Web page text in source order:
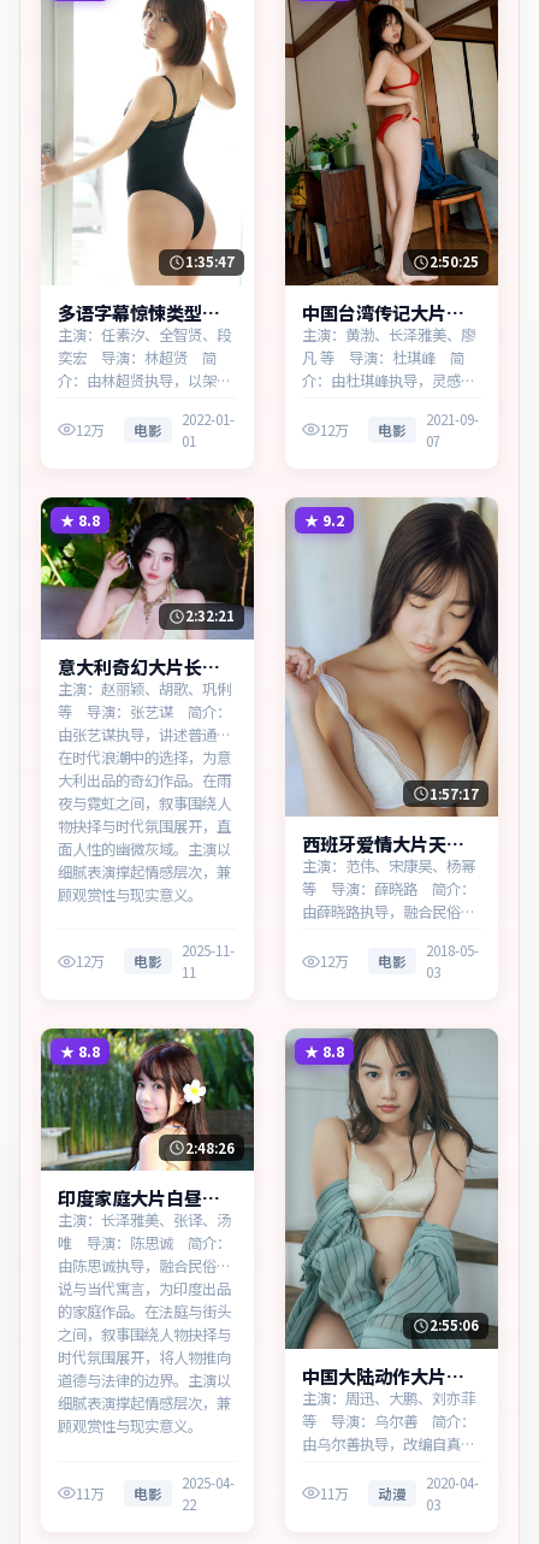
1:35:47
多语字幕惊悚类型断
桥边界热播更新中
主演：任素汐、全智贤、段
奕宏 导演：林超贤 简
介：由林超贤执导，以架空
品的惊悚作品。在雨夜与霓
虹之间，叙事围绕人物抉择
谎言与真相。主演以细腻表
演撑起情感层次，兼顾观赏
性与现实意义。
12万 电影
2022-01-
01
2:50:25
中国台湾传记大片风
暴回响热播更新中
主演：黄渤、长泽雅美、廖
凡 等 导演：杜琪峰 简
介：由杜琪峰执导，灵感来
出品的传记作品。在法庭与
街头之间，叙事围绕人物抉
人物的尊严突围。主演以细
腻表演撑起情感层次，兼顾
观赏性与现实意义。
12万 电影
2021-09-
07
★ 8.8
2:32:21
意大利奇幻大片长夜
档案蓝光资源看
主演：赵丽颖、胡歌、巩俐
等 导演：张艺谋 简介：
由张艺谋执导，讲述普通人
在时代浪潮中的选择，为意
大利出品的奇幻作品。在雨
夜与霓虹之间，叙事围绕人
物抉择与时代氛围展开，直
面人性的幽微灰域。主演以
细腻表演撑起情感层次，兼
顾观赏性与现实意义。
12万 电影
2025-11-
11
★ 9.2
1:57:17
西班牙爱情大片天际
档案免费点播
主演：范伟、宋康昊、杨幂
等 导演：薛晓路 简介：
由薛晓路执导，融合民俗传
品的爱情作品。在记忆与现
实的裂缝中，叙事围绕人物
物推向道德与法律的边界。
主演以细腻表演撑起情感层
次，兼顾观赏性与现实意
12万 电影
2018-05-
03
★ 8.8
2:48:26
印度家庭大片白昼回
响无广告观看
主演：长泽雅美、张译、汤
唯 导演：陈思诚 简介：
由陈思诚执导，融合民俗传
说与当代寓言，为印度出品
的家庭作品。在法庭与街头
之间，叙事围绕人物抉择与
时代氛围展开，将人物推向
道德与法律的边界。主演以
细腻表演撑起情感层次，兼
顾观赏性与现实意义。
11万 电影
2025-04-
22
★ 8.8
2:55:06
中国大陆动作大片终
局追缉多终端播放
主演：周迅、大鹏、刘亦菲
等 导演：乌尔善 简介：
由乌尔善执导，改编自真实
作作品。在高度疏离的都市
丛林里，叙事围绕人物抉择
11万 动漫
2020-04-
03